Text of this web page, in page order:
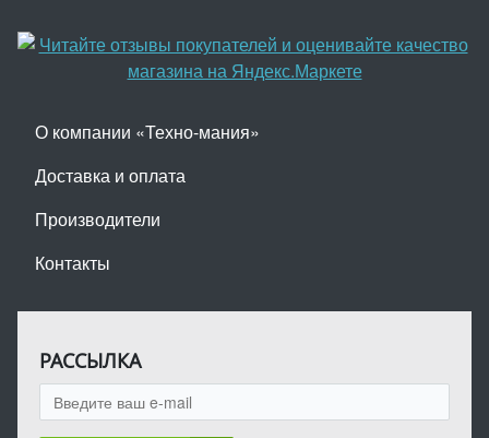
О компании «Техно-мания»
Доставка и оплата
Производители
Контакты
РАССЫЛКА